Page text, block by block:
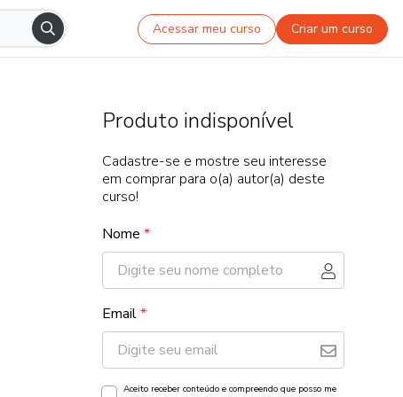
Acessar meu curso Criar um curso
Produto indisponível
Cadastre-se e mostre seu interesse
em comprar para o(a) autor(a) deste
curso!
Nome *
Email*
Aceito receber conteúdo e compreendo que posso me